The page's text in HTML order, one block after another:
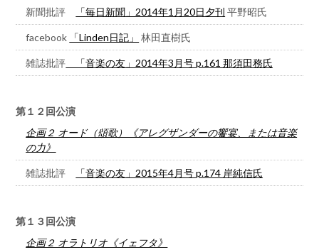
新聞批評 「毎日新聞」2014年1月20日夕刊 平野昭氏
facebook 「Linden日記」 林田直樹氏
雑誌批評 「音楽の友」2014年3月号 p.161 那須田務氏
第１２回公演
企画２ オード（頌歌）《アレグザンダーの饗宴、または音楽
の力》
雑誌批評 「音楽の友」2015年4月号 p.174 岸純信氏
第１３回公演
企画２ オラトリオ《イェフタ》